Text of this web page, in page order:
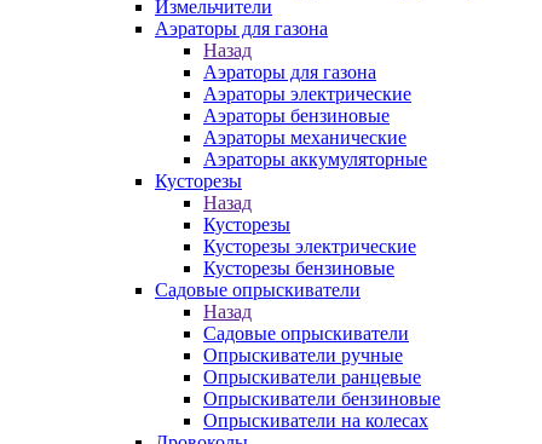
Измельчители
Аэраторы для газона
Назад
Аэраторы для газона
Аэраторы электрические
Аэраторы бензиновые
Аэраторы механические
Аэраторы аккумуляторные
Кусторезы
Назад
Кусторезы
Кусторезы электрические
Кусторезы бензиновые
Садовые опрыскиватели
Назад
Садовые опрыскиватели
Опрыскиватели ручные
Опрыскиватели ранцевые
Опрыскиватели бензиновые
Опрыскиватели на колесах